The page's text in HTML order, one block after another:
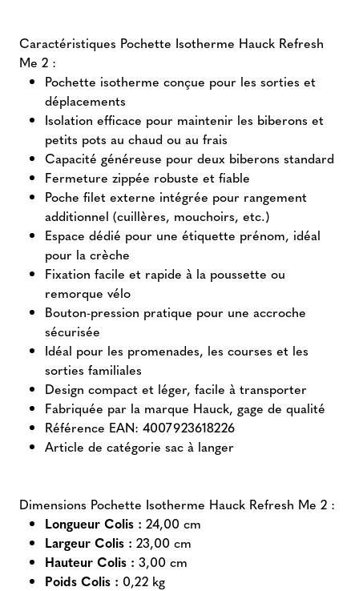
Caractéristiques Pochette Isotherme Hauck Refresh
Me 2 :
Pochette isotherme conçue pour les sorties et
déplacements
Isolation efficace pour maintenir les biberons et
petits pots au chaud ou au frais
Capacité généreuse pour deux biberons standard
Fermeture zippée robuste et fiable
Poche filet externe intégrée pour rangement
additionnel (cuillères, mouchoirs, etc.)
Espace dédié pour une étiquette prénom, idéal
pour la crèche
Fixation facile et rapide à la poussette ou
remorque vélo
Bouton-pression pratique pour une accroche
sécurisée
Idéal pour les promenades, les courses et les
sorties familiales
Design compact et léger, facile à transporter
Fabriquée par la marque Hauck, gage de qualité
Référence EAN: 4007923618226
Article de catégorie sac à langer
Dimensions Pochette Isotherme Hauck Refresh Me 2 :
Longueur Colis : 24,00 cm
Largeur Colis : 23,00 cm
Hauteur Colis : 3,00 cm
Poids Colis : 0,22 kg